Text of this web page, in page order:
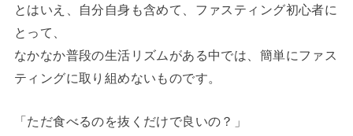
とはいえ、自分自身も含めて、ファスティング初心者に
とって、
なかなか普段の生活リズムがある中では、簡単にファス
ティングに取り組めないものです。
「ただ食べるのを抜くだけで良いの？」